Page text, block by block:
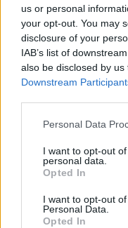
us or personal
your opt-out. You may
disclosure of your
IAB’s list of
also be disclosed by
Downstream
Personal Data
I want to opt-out
personal data.
Opted In
I want to opt-out
Personal Data.
Opted In
cu atâtea pietre în
înființatul PLUS!”
RELATED ARTICLES